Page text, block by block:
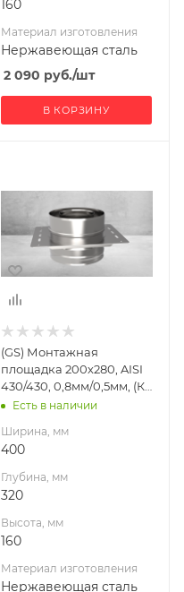
160
Материал изготовления
Нержавеющая сталь
2 090 руб./шт
В КОРЗИНУ
Глубина, мм
320
Высота, мм
160
Материал
Нержавеющая
сталь
Производитель
Гефест-Сталь
(GS) Монтажная
площадка 200х280, AISI
430/430, 0,8мм/0,5мм, (К),
(пл.320х400, AISI
Есть в наличии
Ширина, мм
400
Глубина, мм
320
Высота, мм
160
Материал изготовления
Нержавеющая сталь